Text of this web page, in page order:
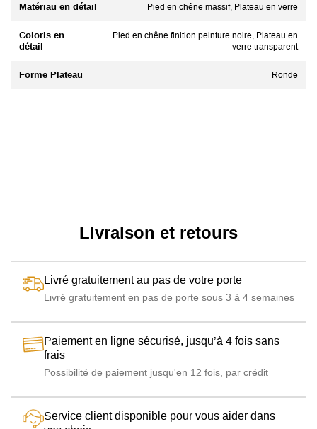
Matériau en détail Pied en chêne massif, Plateau en verre
Coloris en
détail
Pied en chêne finition peinture noire, Plateau en
verre transparent
Forme Plateau Ronde
Livraison et retours
Livré gratuitement au pas de votre porte
Livré gratuitement en pas de porte sous 3 à 4 semaines
Paiement en ligne sécurisé, jusqu’à 4 fois sans
frais
Possibilité de paiement jusqu'en 12 fois, par crédit
Service client disponible pour vous aider dans